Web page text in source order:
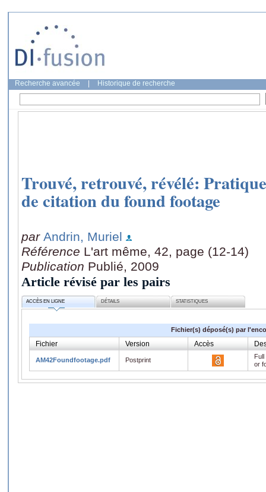
Recherche avancée Historique de recherche
Trouvé, retrouvé, révélé:
de citation du found footage
par Andrin, Muriel
Référence L'art même, 42, page (12-14)
Publication Publié, 2009
Article révisé par les pairs
ACCÈS EN LIGNE DÉTAILS STATISTIQUES
Fichier(s) déposé(s) par
Fichier Version Accès
AM42Foundfootage.pdf Postprint
or